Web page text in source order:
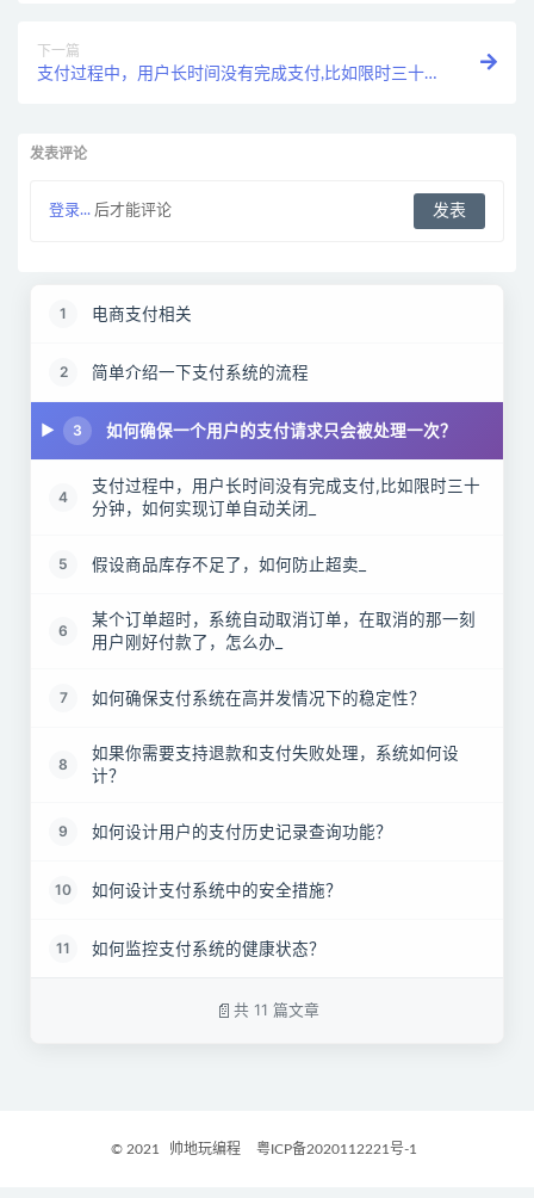
下一篇
支付过程中，用户长时间没有完成支付,比如限时三十分
发表评论
登录... 后才能评论
1 电商支付相关
2 简单介绍一下支付系统的流程
3 如何确保一个用户的支付请求只会被处理一次？
4
支付过程中，用户长时间没有完成支付,比如限时三十
分钟，如何实现订单自动关闭_
5 假设商品库存不足了，如何防止超卖_
6
某个订单超时，系统自动取消订单，在取消的那一刻
用户刚好付款了，怎么办_
7 如何确保支付系统在高并发情况下的稳定性？
8
如果你需要支持退款和支付失败处理，系统如何设
计？
9 如何设计用户的支付历史记录查询功能？
10 如何设计支付系统中的安全措施？
11 如何监控支付系统的健康状态？
共 11 篇文章
© 2021 帅地玩编程 粤ICP备2020112221号-1